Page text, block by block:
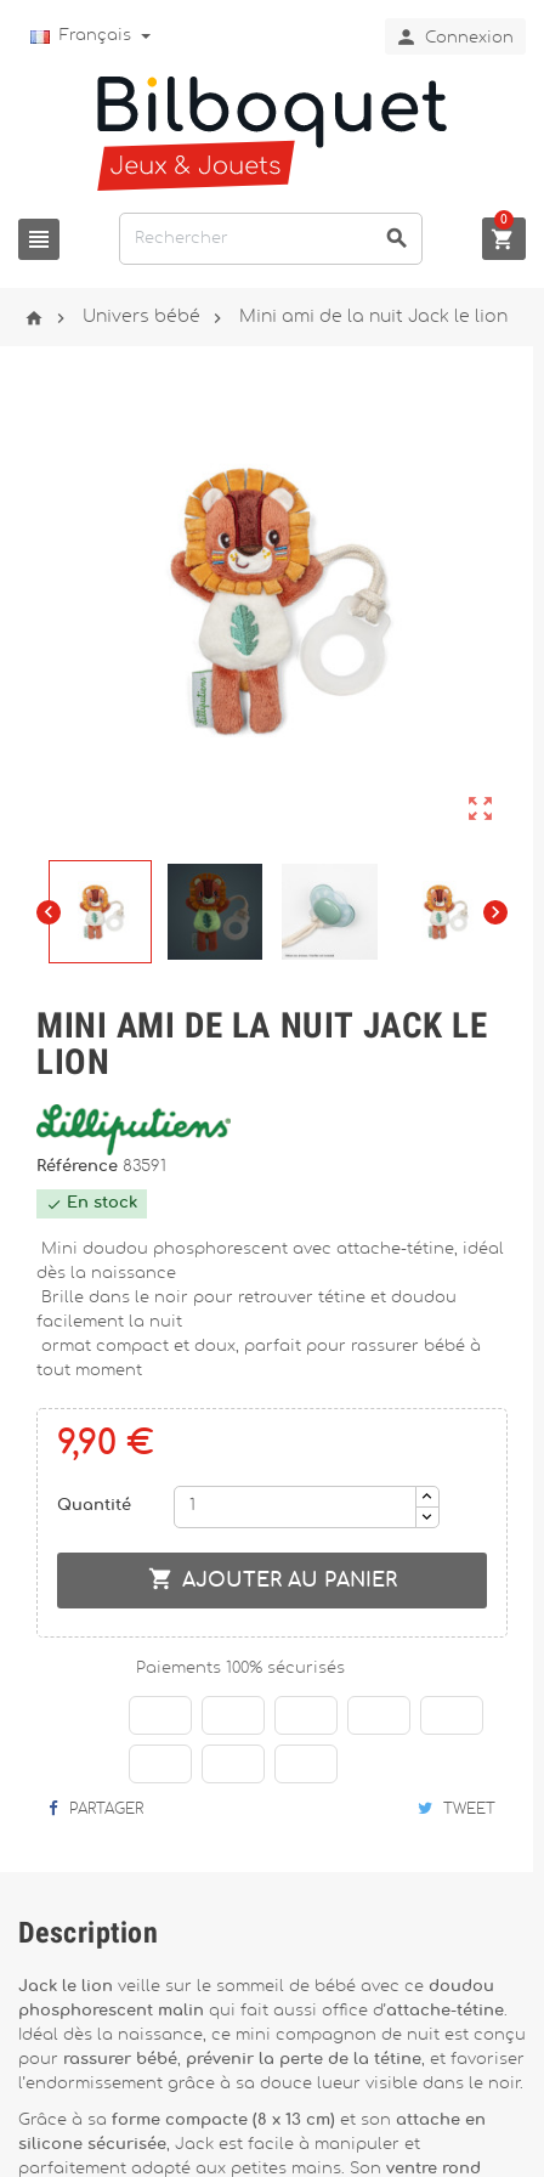
Français  Connexion
  
0
  Univers bébé  Mini ami de la nuit Jack le lion

 
MINI AMI DE LA NUIT JACK LE
LION
Référence 83591
 En stock
Mini doudou phosphorescent avec attache-tétine, idéal
dès la naissance
Brille dans le noir pour retrouver tétine et doudou
facilement la nuit
ormat compact et doux, parfait pour rassurer bébé à
tout moment
9,90 €
Quantité
 AJOUTER AU PANIER
Paiements 100% sécurisés
PARTAGER TWEET
Description
Jack le lion veille sur le sommeil de bébé avec ce doudou
phosphorescent malin qui fait aussi office d’attache-tétine.
Idéal dès la naissance, ce mini compagnon de nuit est conçu
pour rassurer bébé, prévenir la perte de la tétine, et favoriser
l’endormissement grâce à sa douce lueur visible dans le noir.
Grâce à sa forme compacte (8 x 13 cm) et son attache en
silicone sécurisée, Jack est facile à manipuler et
parfaitement adapté aux petites mains. Son ventre rond